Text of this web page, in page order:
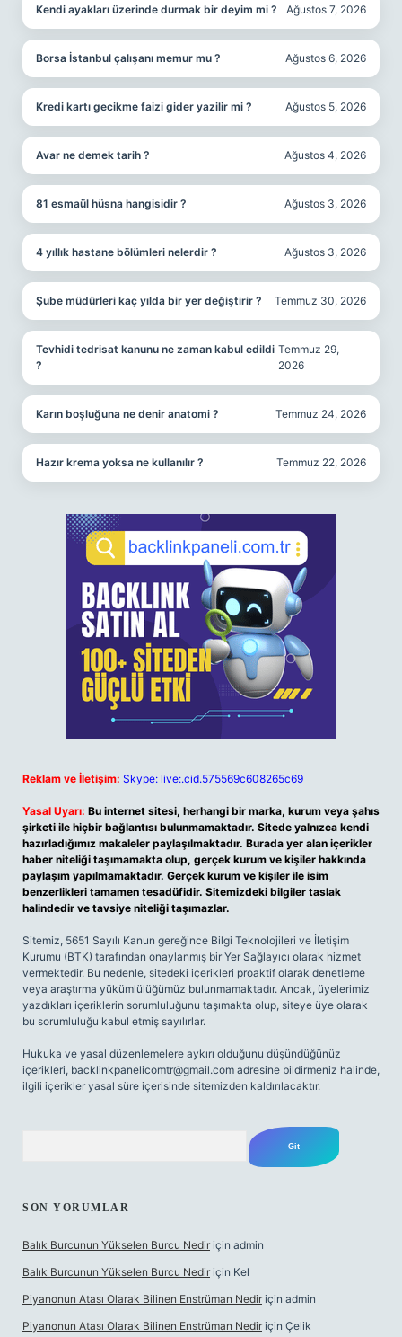
Kendi ayakları üzerinde durmak bir deyim mi ? Ağustos 7, 2026
Borsa İstanbul çalışanı memur mu ? Ağustos 6, 2026
Kredi kartı gecikme faizi gider yazilir mi ? Ağustos 5, 2026
Avar ne demek tarih ? Ağustos 4, 2026
81 esmaül hüsna hangisidir ? Ağustos 3, 2026
4 yıllık hastane bölümleri nelerdir ? Ağustos 3, 2026
Şube müdürleri kaç yılda bir yer değiştirir ? Temmuz 30, 2026
Tevhidi tedrisat kanunu ne zaman kabul edildi
?
Temmuz 29,
2026
Karın boşluğuna ne denir anatomi ? Temmuz 24, 2026
Hazır krema yoksa ne kullanılır ? Temmuz 22, 2026
Reklam ve İletişim: Skype: live:.cid.575569c608265c69
Yasal Uyarı: Bu internet sitesi, herhangi bir marka, kurum veya şahıs
şirketi ile hiçbir bağlantısı bulunmamaktadır. Sitede yalnızca kendi
hazırladığımız makaleler paylaşılmaktadır. Burada yer alan içerikler
haber niteliği taşımamakta olup, gerçek kurum ve kişiler hakkında
paylaşım yapılmamaktadır. Gerçek kurum ve kişiler ile isim
benzerlikleri tamamen tesadüfidir. Sitemizdeki bilgiler taslak
halindedir ve tavsiye niteliği taşımazlar.
Sitemiz, 5651 Sayılı Kanun gereğince Bilgi Teknolojileri ve İletişim
Kurumu (BTK) tarafından onaylanmış bir Yer Sağlayıcı olarak hizmet
vermektedir. Bu nedenle, sitedeki içerikleri proaktif olarak denetleme
veya araştırma yükümlülüğümüz bulunmamaktadır. Ancak, üyelerimiz
yazdıkları içeriklerin sorumluluğunu taşımakta olup, siteye üye olarak
bu sorumluluğu kabul etmiş sayılırlar.
Hukuka ve yasal düzenlemelere aykırı olduğunu düşündüğünüz
içerikleri, backlinkpanelicomtr@gmail.com adresine bildirmeniz halinde,
ilgili içerikler yasal süre içerisinde sitemizden kaldırılacaktır.
SON YORUMLAR
Balık Burcunun Yükselen Burcu Nedir için admin
Balık Burcunun Yükselen Burcu Nedir için Kel
Piyanonun Atası Olarak Bilinen Enstrüman Nedir için admin
Piyanonun Atası Olarak Bilinen Enstrüman Nedir için Çelik